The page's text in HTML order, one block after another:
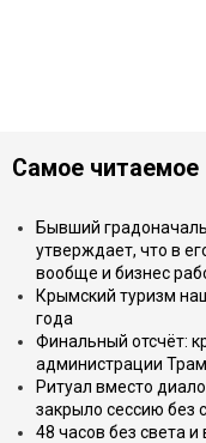
Самое читаемое
Бывший
утверждает, что в
вообще и бизнес
Крымский туризм
года
Финальный отсчёт:
администрации
Ритуал вместо
закрыло сессию без
48 часов без света